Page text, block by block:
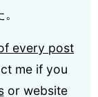
every post
me if you
or website